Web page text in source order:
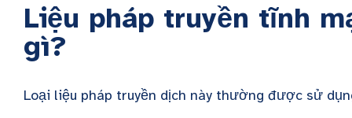
Liệu pháp truyền tĩnh
gì?
Loại liệu pháp truyền dịch này thường được sử